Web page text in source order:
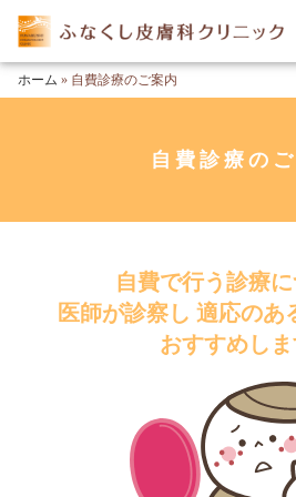
ホーム » 自費診療のご案内
自費診療の
自費で行う診療
医師が診察し 適応のあ
おすすめしま